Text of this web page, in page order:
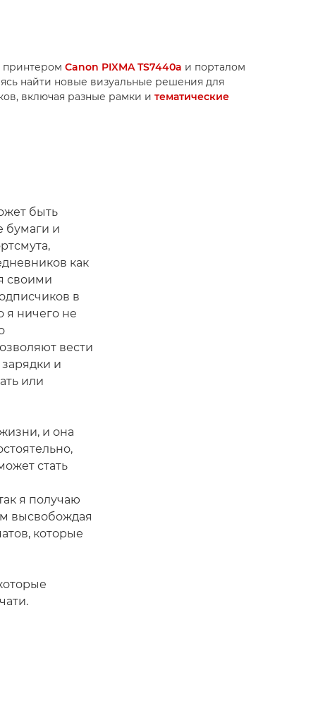
принтером Canon PIXMA TS7440a и порталом
найти новые визуальные решения для
включая разные рамки и тематические
быть
бумаги и
как
своими
в
я ничего не
вести
и
или
и она
стать
я получаю
высвобождая
которые